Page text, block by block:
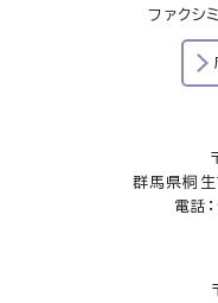
ファク
群馬県桐
電話